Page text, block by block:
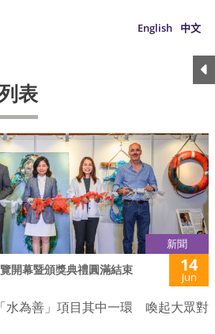
English 中文
表
新聞
開幕暨頒獎典禮圓滿結束 14
Jun
為善」項目其中一環 喚起大眾對